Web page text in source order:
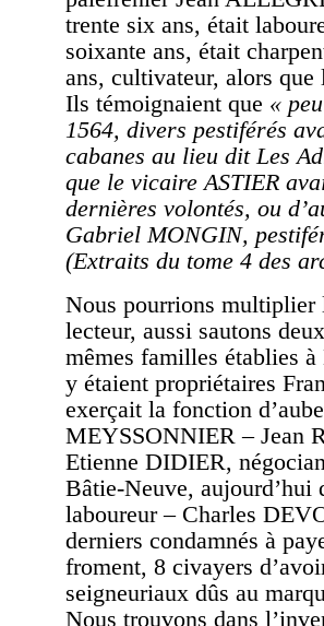
trente six ans, était
soixante ans, était
ans, cultivateur, alors que
Ils témoignaient que «
1564, divers pestiférés
cabanes au lieu dit Les
que le vicaire ASTIER
dernières volontés, ou
Gabriel MONGIN,
(Extraits du tome 4 des
Nous pourrions multiplier
lecteur, aussi sautons
mêmes familles établies
y étaient propriétaires
exerçait la fonction
MEYSSONNIER – Jean
Etienne DIDIER,
Bâtie-Neuve,
laboureur – Charles
derniers condamnés à
froment, 8 civayers
seigneuriaux dûs au
Nous trouvons dans